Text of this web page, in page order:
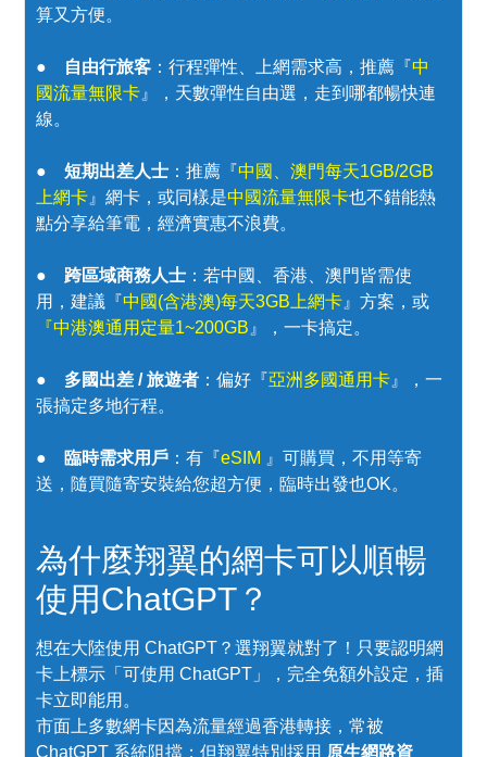
算又方便。
● 自由行旅客 ：行程彈性、上網需求高，推薦『中
國流量無限卡 』，天數彈性自由選，走到哪都暢快連
線。
●短期出差人士 ：推薦『中國、澳門每天1GB/2GB
上網卡 』網卡，或同樣是中國流量無限卡也不錯能熱
點分享給筆電，經濟實惠不浪費。
● 跨區域商務人士 ：若中國、香港、澳門皆需使
用，建議『中國(含港澳)每天3GB上網卡 』方案，或
『中港澳通用定量1~200GB 』，一卡搞定。
● 多國出差 / 旅遊者 ：偏好『亞洲多國通用卡 』，一
張搞定多地行程。
● 臨時需求用戶 ：有『eSIM 』可購買，不用等寄
送，隨買隨寄安裝給您超方便，臨時出發也OK。
為什麼翔翼的網卡可以順暢
使用ChatGPT？
想在大陸使用 ChatGPT？選翔翼就對了！只要認明網
卡上標示「可使用 ChatGPT」，完全免額外設定，插
卡立即能用。
市面上多數網卡因為流量經過香港轉接，常被
ChatGPT 系統阻擋；但翔翼特別採用 原生網路資